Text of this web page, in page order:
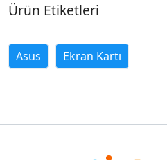
Ürün Etiketleri
Asus Ekran Kartı